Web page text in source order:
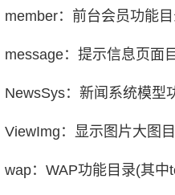
member：前台会员功能
message：提示信息页面
NewsSys：新闻系统模型
ViewImg：显示图片大图
wap：WAP功能目录(其